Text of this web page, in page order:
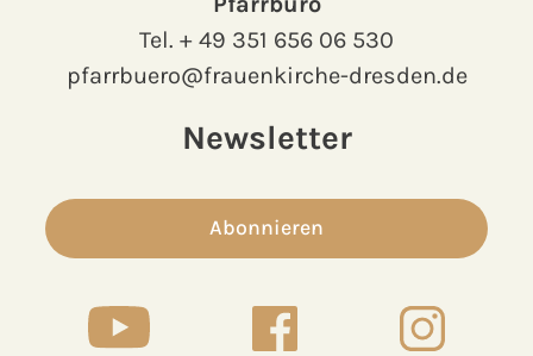
Tel. + 49 351 656 06 530
pfarrbuero@frauenkirche-dresden.de
Newsletter
Abonnieren